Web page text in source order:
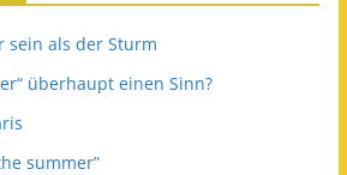
sein als der Sturm
überhaupt einen Sinn?
summer”